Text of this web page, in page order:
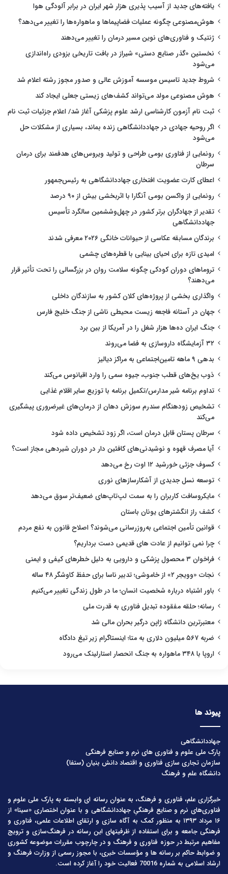
یافته‌های جدید از آسیب پذیری هزار شهر ایران در برابر آلودگی هوا
هوش‌مصنوعی چگونه عملیات فضاپیماها و ماهواره‌ها را تغییر می‌دهد؟
ژنتیک و فناوری‌های نوین مسیر درمان را تغییر می‌دهند
نخستین «گذر صنایع دستی» شیراز در بافت تاریخی بزودی راه‌اندازی
می‌شود
شروط جدید تاسیس موسسه آموزش عالی و صدور مجوز رشته اعلام شد
هوش مصنوعی مولد می‌تواند کشف‌های زیستی جعلی ایجاد کند
ثبت نام آزمون کارشناسی ارشد علوم پزشکی آغاز شد/ اعلام جزئیات ثبت نام
اگر روحیه جهادی در جهاددانشگاهی زنده بماند، بسیاری از مشکلات حل
می‌شود
رونمایی از فناوری بومی طراحی و تولید ویروس‌های هدفمند برای درمان
سرطان
اعطای کارت عضویت افتخاری جهاددانشگاهی به رئیس‌جمهور
رونمایی از واکسن بومی آنگارا با اثربخشی بیش از ۹۰ درصد
تقدیر از جهادگران برتر کشور در چهل‌وششمین سالگرد تأسیس
جهاددانشگاهی
برندگان مسابقه عکاسی از حیوانات خانگی ۲۰۲۶ معرفی شدند
امیدی تازه برای احیای بینایی با قطره‌های چشمی
تروماهای دوران کودکی چگونه سلامت روان در بزرگسالی را تحت تأثیر قرار
می‌دهند؟
واگذاری بخشی از پروژه‌های کلان کشور به سازندگان داخلی
جهان در آستانه فاجعه زیست محیطی ناشی از جنگ خلیج فارس
جنگ ایران ده‌ها هزار شغل را در آمریکا از بین برد
۳۲ آزمایشگاه داروسازی به فضا می‌روند
بدهی ۹ ماهه تامین‌اجتماعی به مراکز دیالیز
ذوب یخ‌های قطب جنوب، جیوه سمی را وارد اقیانوس می‌کند
تداوم برنامه شیر مدارس/تکمیل برنامه با توزیع سایر اقلام غذایی
تشخیص زودهنگام سندرم سوزش دهان از درمان‌های غیرضروری پیشگیری
می‌کند
سرطان پستان قابل درمان است، اگر زود تشخیص داده شود
آیا مصرف قهوه و نوشیدنی‌های کافئین دار در دوران شیردهی مجاز است؟
کسوف جزئی خورشید ۱۲ اوت رخ می‌دهد
توسعه نسل جدیدی از آشکارسازهای نوری
مایکروسافت کاربران را به سمت لپ‌تاپ‌های ضعیف‌تر سوق می‌دهد
کشف راز انگشترهای یونان باستان
قوانین تأمین اجتماعی به‌روزرسانی می‌شوند؟ اصلاح قانون به نفع مردم
چرا نمی توانیم از عادت های قدیمی دست برداریم؟
فراخوان ۳ محصول پزشکی و دارویی به دلیل خطرهای کیفی و ایمنی
نجات «وویجر ۲» از خاموشی؛ تدبیر ناسا برای حفظ کاوشگر ۴۸ ساله
باور اشتباه درباره شخصیت انسان؛ ما در طول زندگی تغییر می‌کنیم
رسانه؛ حلقه مفقوده تبدیل فناوری به قدرت ملی
معتبرترین دانشگاه ژاپن درگیر بحران مالی شد
ضربه ۵۶۷ میلیون دلاری به متا؛ اینستاگرام زیر تیغ دادگاه
اروپا با ۳۴۸ ماهواره به جنگ انحصار استارلینک می‌رود
پیوند ها
جهاددانشگاهی
پارک ملی علوم و فناوری های نرم و صنایع فرهنگی
سازمان تجاری سازی فناوری و اقتصاد دانش بنیان (ستفا)
دانشگاه علم و فرهنگ
خبرگزاری علم، فناوری و فرهنگ، به عنوان رسانه ای وابسته به پارک ملی علوم و
فناوری‌های نرم و صنایع فرهنگیِ جهاددانشگاهی و با عنوان اختصاری «سینا» از
۱۶ مرداد ۱۳۹۳ به منظور کمک به آگاه سازی و ارتقای اطلاعات علمی، فناوری و
فرهنگی جامعه و برای استفاده از ظرفیتهای این رسانه در فرهنگ‌سازی و ترویج
مفاهیم مرتبط در حوزه فناوری و فرهنگ و در چارچوب مقررات موضوعه کشوری
و ضوابط حاکم بر رسانه ها و مؤسسات خبری، با مجوز رسمی از وزارت فرهنگ و
ارشاد اسلامی به شماره 70016 فعالیت خود را آغاز کرده است.